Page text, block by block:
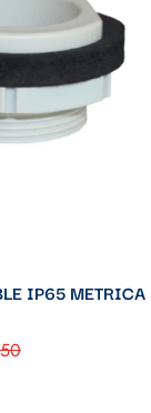
IP65 METRICA